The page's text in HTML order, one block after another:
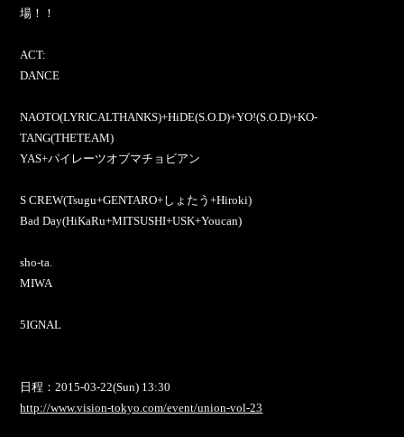
場！！
ACT:
DANCE
NAOTO(LYRICALTHANKS)+HiDE(S.O.D)+YO!(S.O.D)+KO-
TANG(THETEAM)
YAS+パイレーツオブマチョビアン
S CREW(Tsugu+GENTARO+しょたう+Hiroki)
Bad Day(HiKaRu+MITSUSHI+USK+Youcan)
sho-ta.
MIWA
5IGNAL
日程：2015-03-22(Sun) 13:30
http://www.vision-tokyo.com/event/union-vol-23